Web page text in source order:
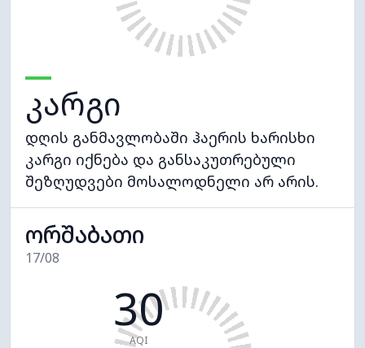
კარგი
დღის განმავლობაში ჰაერის ხარისხი
კარგი იქნება და განსაკუთრებული
შეზღუდვები მოსალოდნელი არ არის.
ორშაბათი
17/08
30
AQI